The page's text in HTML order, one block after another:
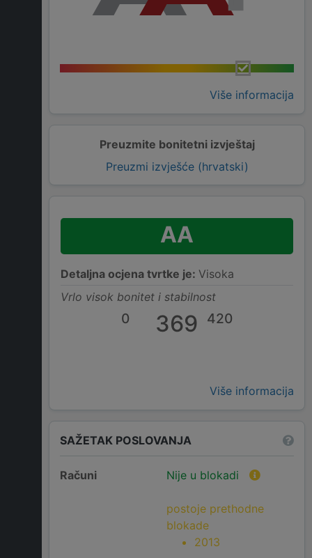
Više informacija
Preuzmite bonitetni izvještaj
Preuzmi izvješće (hrvatski)
AA
Detaljna ocjena tvrtke je: Visoka
Vrlo visok bonitet i stabilnost
0 369 420
Više informacija
SAŽETAK POSLOVANJA
Računi Nije u blokadi
postoje prethodne
blokade
2013